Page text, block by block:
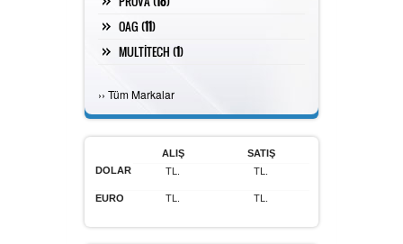
OAG (11)
MULTİTECH (1)
›› Tüm Markalar
ALIŞ
SATIŞ
DOLAR
TL. TL.
EURO TL. TL.